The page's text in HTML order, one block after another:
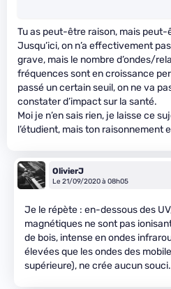
Tu as peut-être raison, mais peut-
Jusqu’ici, on n’a effectivement
grave, mais le nombre d’ondes/
fréquences sont en croissance
passé un certain seuil, on ne va
constater d’impact sur la santé.
Moi je n’en sais rien, je laisse ce
l’étudient, mais ton raisonnement
OlivierJ
Le 21/09/2020 à 08h05
Je le répète : en-dessous des
magnétiques ne sont pas
de bois, intense en ondes
élevées que les ondes des
supérieure), ne crée aucun souci.